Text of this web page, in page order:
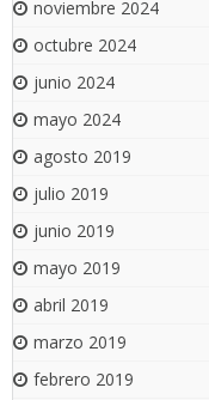
noviembre 2024
octubre 2024
junio 2024
mayo 2024
agosto 2019
julio 2019
junio 2019
mayo 2019
abril 2019
marzo 2019
febrero 2019